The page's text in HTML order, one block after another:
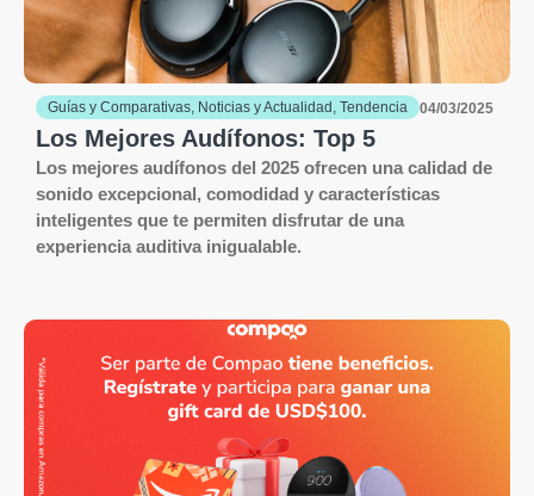
Guías y Comparativas, Noticias y Actualidad , Tendencia 04/03/2025
Los Mejores Audífonos: Top 5
Los mejores audífonos del 2025 ofrecen una calidad de
sonido excepcional, comodidad y características
inteligentes que te permiten disfrutar de una
experiencia auditiva inigualable.